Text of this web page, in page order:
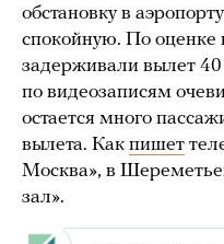
обстановку в
спокойную. По оценке
задерживали вылет
по видеозаписям
остается много
вылета. Как пишет
Москва», в
зал».